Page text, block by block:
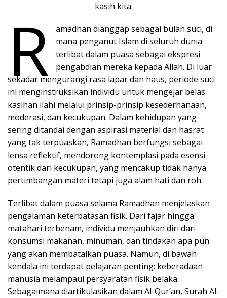
kasih kita.
R
amadhan dianggap sebagai bulan suci, di
mana penganut Islam di seluruh dunia
terlibat dalam puasa sebagai ekspresi
pengabdian mereka kepada Allah. Di luar
sekadar mengurangi rasa lapar dan haus, periode suci
ini menginstruksikan individu untuk mengejar belas
kasihan ilahi melalui prinsip-prinsip kesederhanaan,
moderasi, dan kecukupan. Dalam kehidupan yang
sering ditandai dengan aspirasi material dan hasrat
yang tak terpuaskan, Ramadhan berfungsi sebagai
lensa reflektif, mendorong kontemplasi pada esensi
otentik dari kecukupan, yang mencakup tidak hanya
pertimbangan materi tetapi juga alam hati dan roh.
Terlibat dalam puasa selama Ramadhan menjelaskan
pengalaman keterbatasan fisik. Dari fajar hingga
matahari terbenam, individu menjauhkan diri dari
konsumsi makanan, minuman, dan tindakan apa pun
yang akan membatalkan puasa. Namun, di bawah
kendala ini terdapat pelajaran penting: keberadaan
manusia melampaui persyaratan fisik belaka.
Sebagaimana diartikulasikan dalam Al-Qur’an, Surah Al-